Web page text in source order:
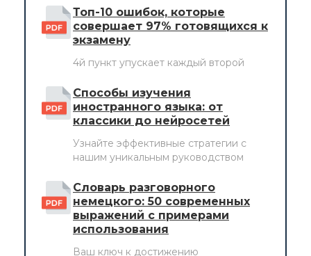
Топ-10 ошибок, которые
совершает 97% готовящихся к
экзамену
4й пункт упускает каждый второй
Способы изучения
иностранного языка: от
классики до нейросетей
Узнайте эффективные стратегии с
нашим уникальным руководством
Словарь разговорного
немецкого: 50 современных
выражений с примерами
использования
Ваш ключ к достижению